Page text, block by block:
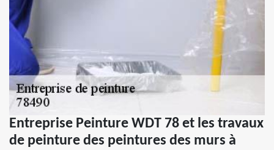
Entreprise Peinture WDT 78 et les travaux
de peinture des peintures des murs à